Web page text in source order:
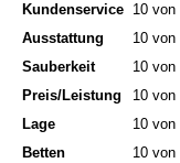
Kundenservice 10 von
Ausstattung
10 von
Sauberkeit
10 von
Preis/Leistung
10 von
Lage
10 von
Betten
10 von